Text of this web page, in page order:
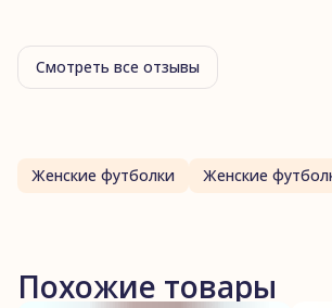
Смотреть все отзывы
Женские футболки Женские
Похожие товары